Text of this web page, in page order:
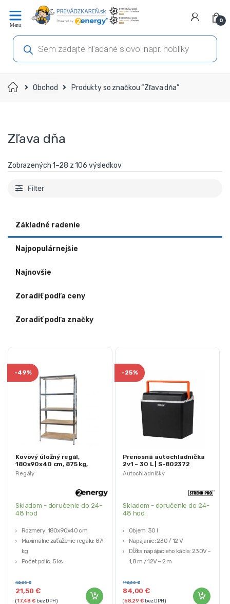
navigáciu
obsah
0
Products
search
Domov Obchod Produkty so značkou “Zľava dňa”
Zľava dňa
Zobrazených 1–28 z 106 výsledkov
Filter
Základné radenie
Najpopulárnejšie
Najnovšie
Zoradiť podľa ceny
Zoradiť podľa značky
Regály
-49%
Kovový úložný regál,
180x90x40 cm, 875 kg,
strieborný
Skladom - doručenie do 24-
48 hod
Rozmery: 180x90x40 cm
Maximálne zaťaženie regálu: 875
kg
Počet políc: 5 ks
stabilnom povrchu
21,50€
42,00€
(17,48€bez DPH)
Autochladničky
-25%
Prenosná autochladnička
2v1 – 30 L | S-802372
Skladom - doručenie do 24-
48 hod .
Objem: 30 l
Napájanie: 230 / 12 V
Dĺžka napájacieho kábla: 230V –
1,8 m / 12V – 2 m
Výrobca: Strend Pro
84,00€
112,00€
(68,29€bez DPH)